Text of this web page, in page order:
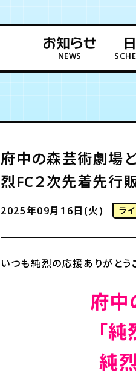
お知らせ
NEWS
府中の森芸術劇場
烈FC２次先着先行
2025年09月16日(火) ラ
いつも純烈の応援ありがとう
府中
「
純